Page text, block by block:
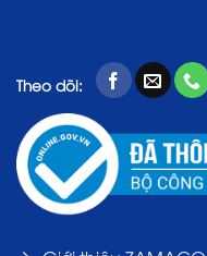
Theo dõi: